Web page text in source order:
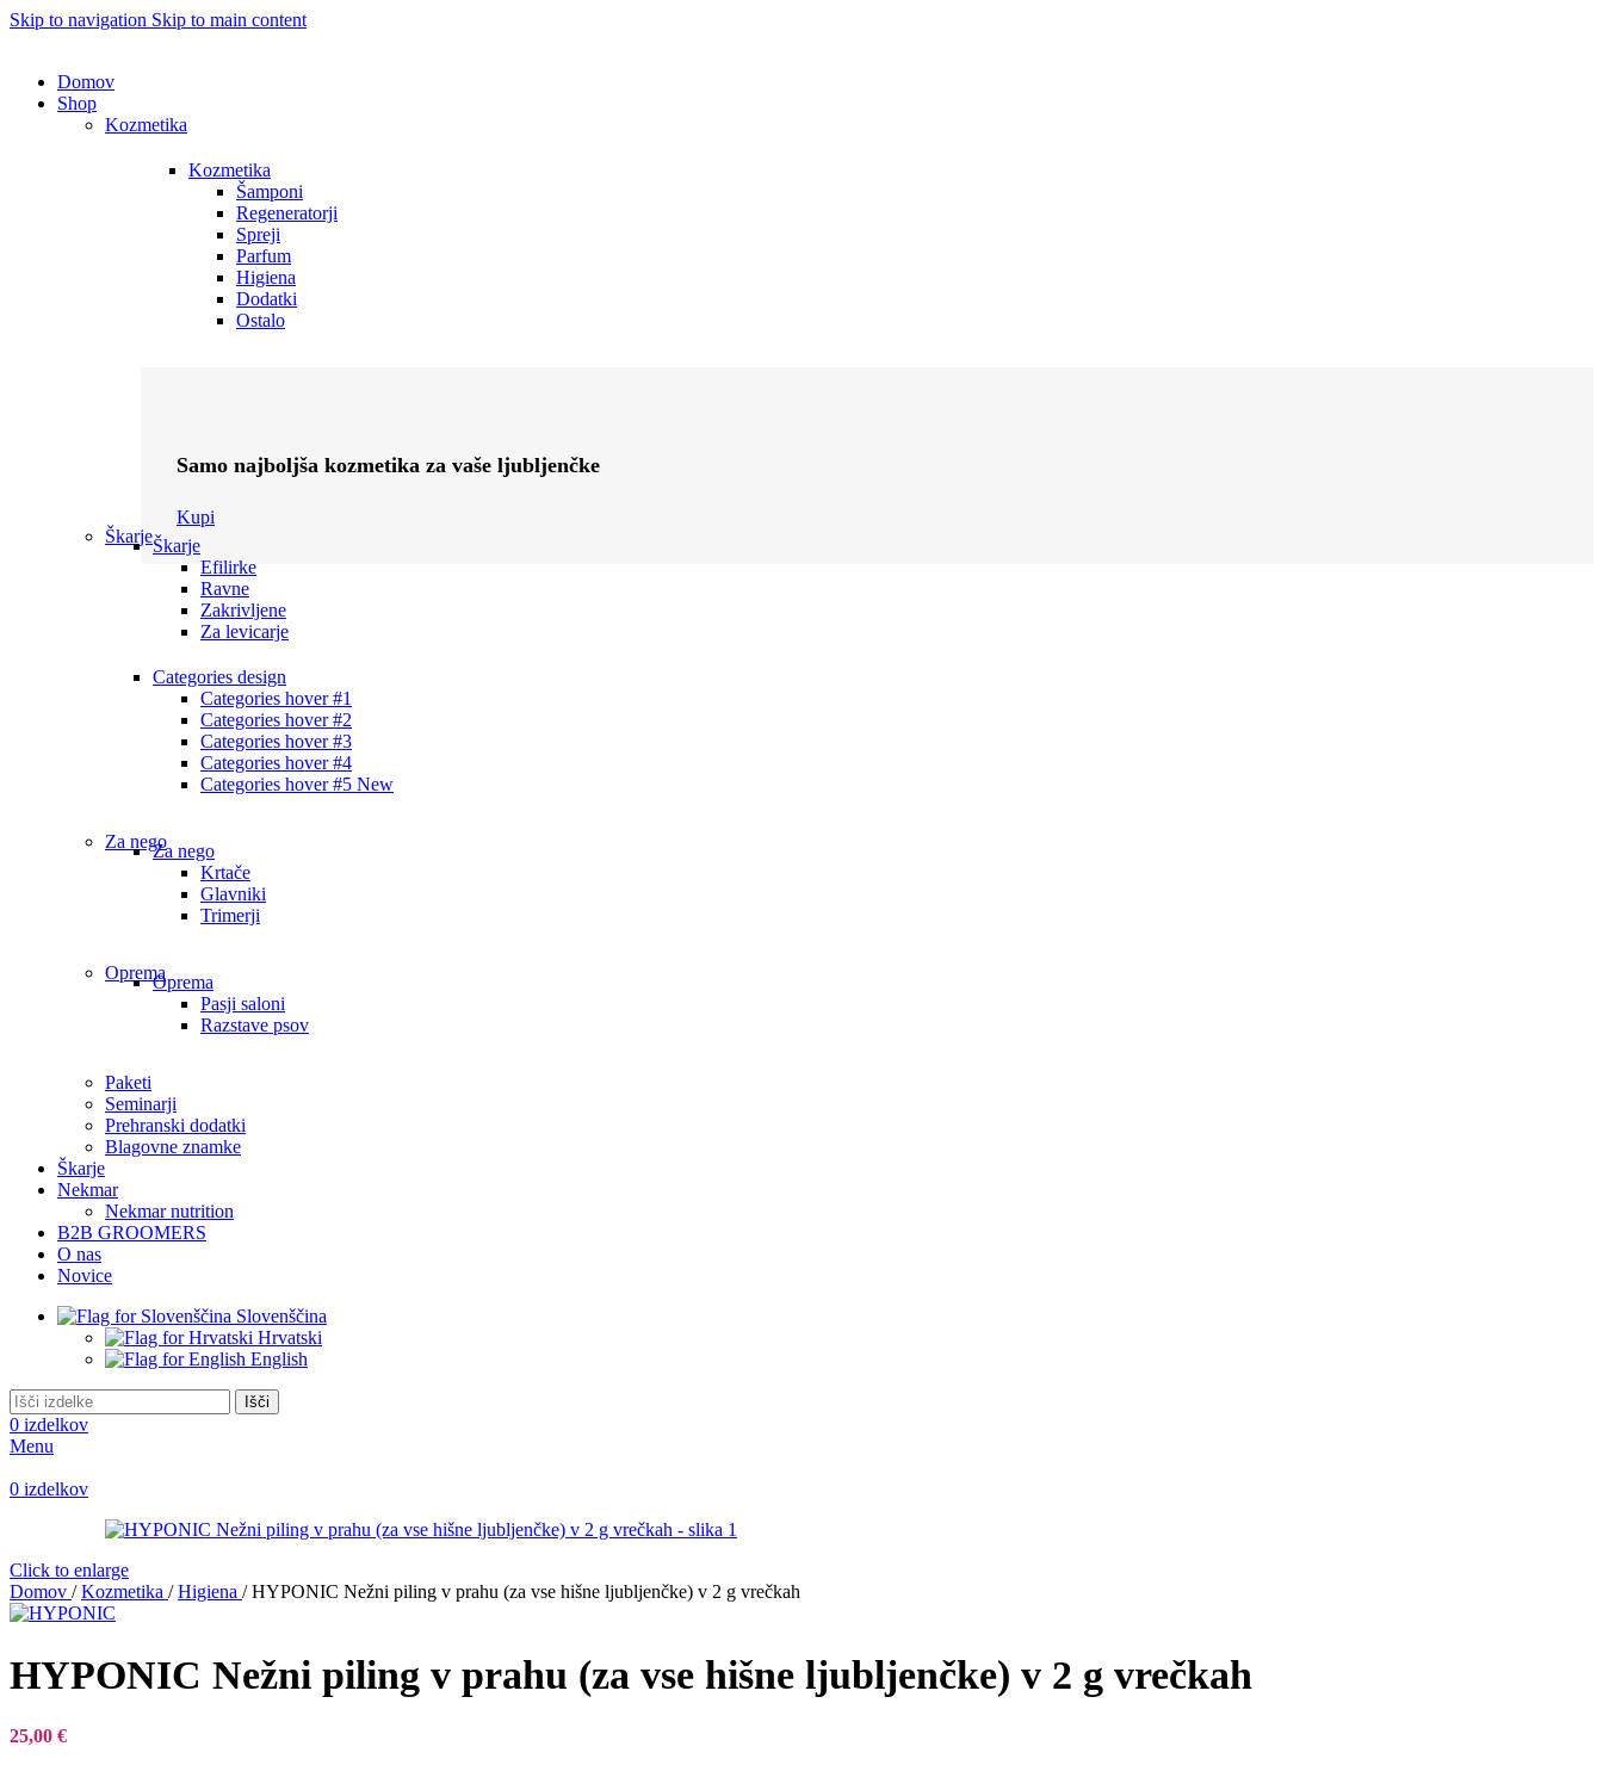
Skip to navigation Skip to main content
Domov
Shop
Kozmetika
Kozmetika
Šamponi
Regeneratorji
Spreji
Parfum
Higiena
Dodatki
Ostalo
Samo najboljša kozmetika za vaše ljubljenčke
Kupi
ŠkarjeŠkarje
Efilirke
Ravne
Zakrivljene
Za levicarje
Categories design
Categories hover #1
Categories hover #2
Categories hover #3
Categories hover #4
Categories hover #5 New
Za negoZa nego
Krtače
Glavniki
Trimerji
OpremaOprema
Pasji saloni
Razstave psov
Paketi
Seminarji
Prehranski dodatki
Blagovne znamke
Škarje
Nekmar
Nekmar nutrition
B2B GROOMERS
O nas
Novice
Slovenščina
Hrvatski
English
Išči
0 izdelkov
Menu
0 izdelkov
Click to enlarge
Domov / Kozmetika / Higiena / HYPONIC Nežni piling v prahu (za vse hišne ljubljenčke) v 2 g vrečkah
HYPONIC Nežni piling v prahu (za vse hišne ljubljenčke) v 2 g vrečkah
25,00 €